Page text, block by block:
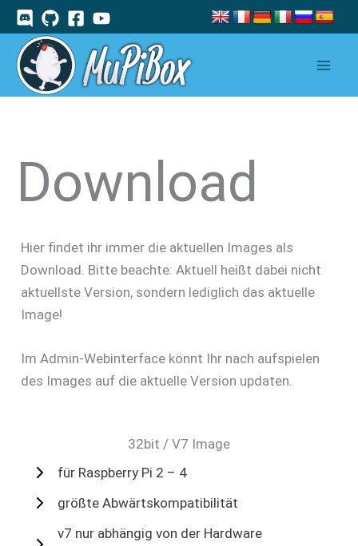
Zum
Inhalt
springen
Download
Hier findet ihr immer die aktuellen Images als
Download. Bitte beachte: Aktuell heißt dabei nicht
aktuellste Version, sondern lediglich das aktuelle
Image!
Im Admin-Webinterface könnt Ihr nach aufspielen
des Images auf die aktuelle Version updaten.
32bit / V7 Image
für Raspberry Pi 2 – 4
größte Abwärtskompatibilität
v7 nur abhängig von der Hardware